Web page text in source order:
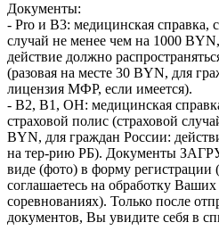
Документы:
- Pro и В3: медицинская справка,
случай не менее чем на 1000
действие должно
(разовая на месте 30 BYN, для
лицензия МФР, если имеется).
- В2, В1, ОН: медицинская
страховой полис (страховой
BYN, для граждан России:
на тер-рию РБ). Документы
виде (фото) в форму
соглашаетесь на обработку
соревнованиях). Только после
документов, Вы увидите себя в